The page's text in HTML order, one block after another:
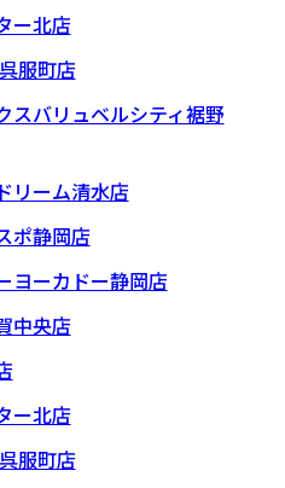
ー北店
服町店
スバリュベルシティ裾野
リーム清水店
ポ静岡店
ヨーカドー静岡店
中央店
ー北店
服町店